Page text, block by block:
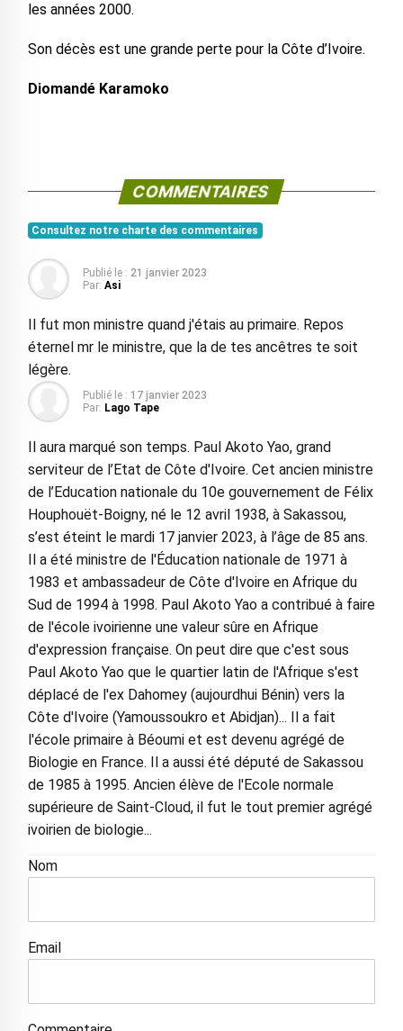
les années 2000.
Son décès est une grande perte pour la Côte d’Ivoire.
Diomandé Karamoko
COMMENTAIRES
Consultez notre charte des commentaires
Publié le : 21 janvier 2023
Par: Asi
Il fut mon ministre quand j'étais au primaire. Repos
éternel mr le ministre, que la de tes ancêtres te soit
légère.
Publié le : 17 janvier 2023
Par: Lago Tape
Il aura marqué son temps. Paul Akoto Yao, grand
serviteur de l’Etat de Côte d'Ivoire. Cet ancien ministre
de l’Education nationale du 10e gouvernement de Félix
Houphouët-Boigny, né le 12 avril 1938, à Sakassou,
s’est éteint le mardi 17 janvier 2023, à l’âge de 85 ans.
Il a été ministre de l'Éducation nationale de 1971 à
1983 et ambassadeur de Côte d'Ivoire en Afrique du
Sud de 1994 à 1998. Paul Akoto Yao a contribué à faire
de l'école ivoirienne une valeur sûre en Afrique
d'expression française. On peut dire que c'est sous
Paul Akoto Yao que le quartier latin de l'Afrique s'est
déplacé de l'ex Dahomey (aujourdhui Bénin) vers la
Côte d'Ivoire (Yamoussoukro et Abidjan)... Il a fait
l'école primaire à Béoumi et est devenu agrégé de
Biologie en France. Il a aussi été député de Sakassou
de 1985 à 1995. Ancien élève de l'Ecole normale
supérieure de Saint-Cloud, il fut le tout premier agrégé
ivoirien de biologie...
Nom
Email